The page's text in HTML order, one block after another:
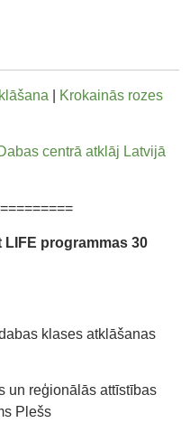
Krokainās rozes
centrā atklāj Latvijā
LIFE programmas 30
klases atklāšanas
un reģionālās attīstības
Plešs